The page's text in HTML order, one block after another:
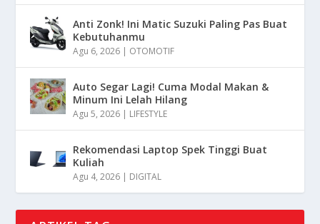
Anti Zonk! Ini Matic Suzuki Paling Pas Buat
Kebutuhanmu
Agu 6, 2026 | OTOMOTIF
Auto Segar Lagi! Cuma Modal Makan &
Minum Ini Lelah Hilang
Agu 5, 2026 | LIFESTYLE
Rekomendasi Laptop Spek Tinggi Buat
Kuliah
Agu 4, 2026 | DIGITAL